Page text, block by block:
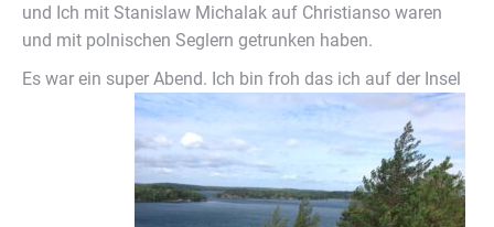
und Ich mit Stanislaw Michalak auf Christianso waren
und mit polnischen Seglern getrunken haben.
Es war ein super Abend. Ich bin froh das ich auf der Insel